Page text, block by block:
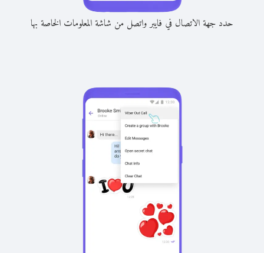
حدد جهة الاتصال في فايبر واتصل من شاشة المعلومات الخاصة بها